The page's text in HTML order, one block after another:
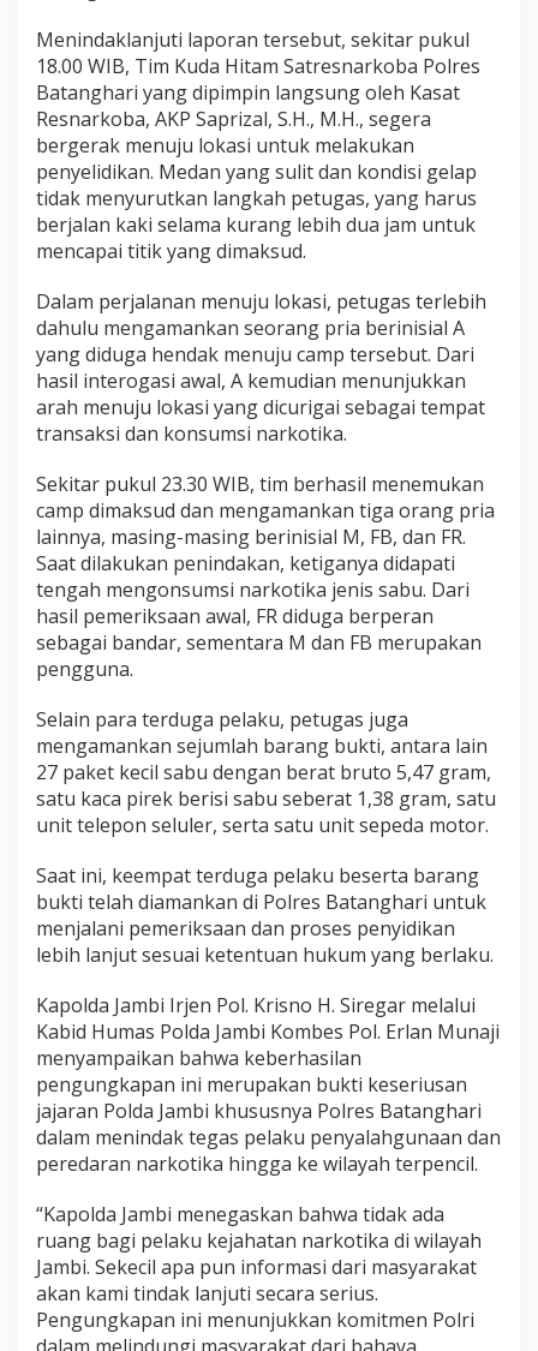
p
a
t
O
a
n
g
D
i
a
a
n
k
n
Menindaklanjuti laporan tersebut, sekitar pukul
18.00 WIB, Tim Kuda Hitam Satresnarkoba Polres
Batanghari yang dipimpin langsung oleh Kasat
Resnarkoba, AKP Saprizal, S.H., M.H., segera
bergerak menuju lokasi untuk melakukan
penyelidikan. Medan yang sulit dan kondisi gelap
tidak menyurutkan langkah petugas, yang harus
berjalan kaki selama kurang lebih dua jam untuk
mencapai titik yang dimaksud.
Dalam perjalanan menuju lokasi, petugas terlebih
dahulu mengamankan seorang pria berinisial A
yang diduga hendak menuju camp tersebut. Dari
hasil interogasi awal, A kemudian menunjukkan
arah menuju lokasi yang dicurigai sebagai tempat
transaksi dan konsumsi narkotika.
Sekitar pukul 23.30 WIB, tim berhasil menemukan
camp dimaksud dan mengamankan tiga orang pria
lainnya, masing-masing berinisial M, FB, dan FR.
Saat dilakukan penindakan, ketiganya didapati
tengah mengonsumsi narkotika jenis sabu. Dari
hasil pemeriksaan awal, FR diduga berperan
sebagai bandar, sementara M dan FB merupakan
pengguna.
Selain para terduga pelaku, petugas juga
mengamankan sejumlah barang bukti, antara lain
27 paket kecil sabu dengan berat bruto 5,47 gram,
satu kaca pirek berisi sabu seberat 1,38 gram, satu
unit telepon seluler, serta satu unit sepeda motor.
Saat ini, keempat terduga pelaku beserta barang
bukti telah diamankan di Polres Batanghari untuk
menjalani pemeriksaan dan proses penyidikan
lebih lanjut sesuai ketentuan hukum yang berlaku.
Kapolda Jambi Irjen Pol. Krisno H. Siregar melalui
Kabid Humas Polda Jambi Kombes Pol. Erlan Munaji
menyampaikan bahwa keberhasilan
pengungkapan ini merupakan bukti keseriusan
jajaran Polda Jambi khususnya Polres Batanghari
dalam menindak tegas pelaku penyalahgunaan dan
peredaran narkotika hingga ke wilayah terpencil.
“Kapolda Jambi menegaskan bahwa tidak ada
ruang bagi pelaku kejahatan narkotika di wilayah
Jambi. Sekecil apa pun informasi dari masyarakat
akan kami tindak lanjuti secara serius.
Pengungkapan ini menunjukkan komitmen Polri